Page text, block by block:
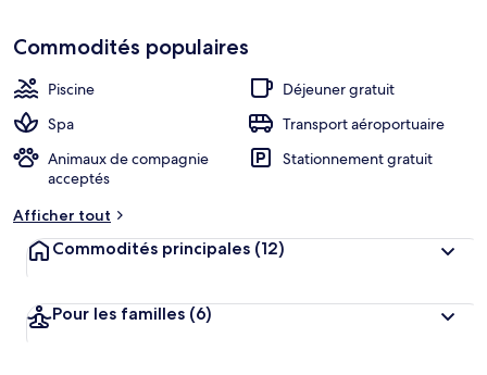
Commodités populaires
Piscine
Déjeuner gratuit
Spa
Transport aéroportuaire
Animaux de compagnie
acceptés
Stationnement gratuit
Afficher tout
Commodités principales (12)
Pour les familles (6)